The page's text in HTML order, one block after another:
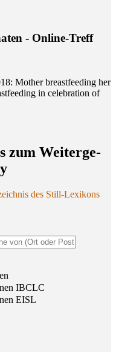
- Online-Treff
Mother breastfeeding her
in celebration of
zum Wei­ter­ge­
IBCLC
EISL